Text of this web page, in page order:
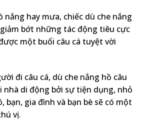
hay mưa, chiếc dù che nắng
bớt những tác động tiêu cực
một buổi câu cá tuyệt vời
đi câu cá, dù che nắng hồ câu
di động bởi sự tiện dụng, nhỏ
bạn, gia đình và bạn bè sẽ có một
vị.